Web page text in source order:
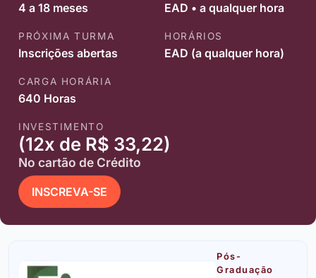
4 a 18 meses EAD • a qualquer hora
PRÓXIMA TURMA
Inscrições abertas
HORÁRIOS
EAD (a qualquer hora)
CARGA HORÁRIA
640 Horas
INVESTIMENTO
(12x de R$ 33,22)
No cartão de Crédito
INSCREVA-SE
Pós-
Graduação